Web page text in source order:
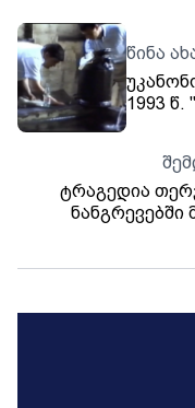
წინა
1993
ტრაგედია
ნანგრევებში